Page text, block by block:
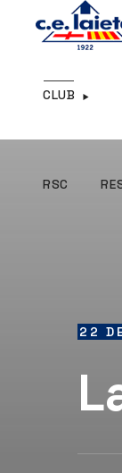
CLUB
RSC
RSC
22